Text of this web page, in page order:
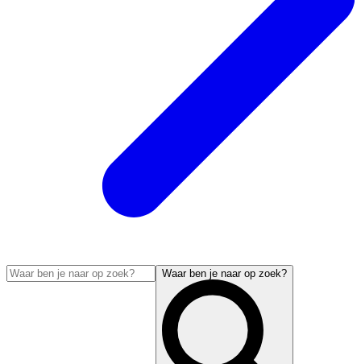
Waar ben je naar op zoek?